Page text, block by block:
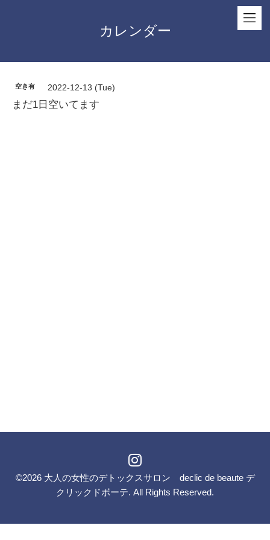
カレンダー
空き有 2022-12-13 (Tue)
まだ1日空いてます
©2026 大人の女性のデトックスサロン declic de beaute デ
クリックドボーテ. All Rights Reserved.